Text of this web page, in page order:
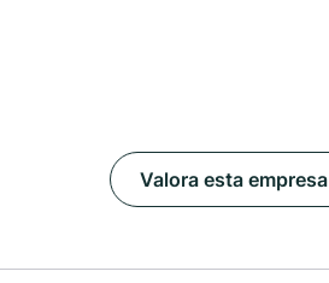
Valora esta empresa